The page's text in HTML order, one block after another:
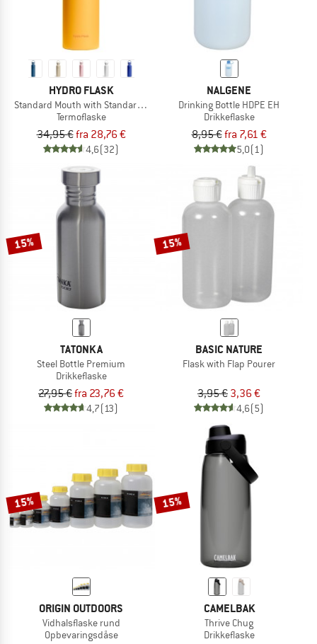
HYDRO FLASK
Standard Mouth with Standard Flex Cap
Termoflaske
34,95 €fra 28,76 €
4,6(32)
NALGENE
Drinking Bottle HDPE EH
Drikkeflaske
8,95 €fra 7,61 €
5,0(1)
15%
TATONKA
Steel Bottle Premium
Drikkeflaske
27,95 €fra 23,76 €
4,7(13)
15%
BASIC NATURE
Flask with Flap Pourer
3,95 € 3,36 €
4,6(5)
15%
ORIGIN OUTDOORS
Vidhalsflaske rund
Opbevaringsdåse
15%
CAMELBAK
Thrive Chug
Drikkeflaske